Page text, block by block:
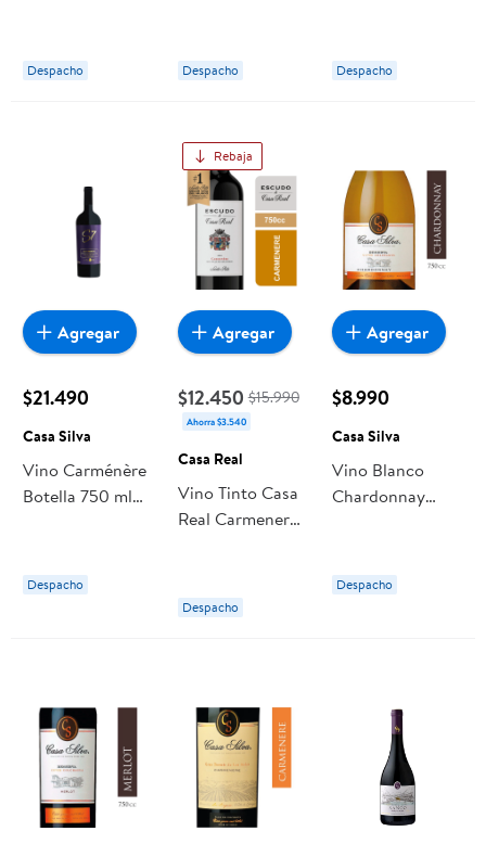
Despacho
Casa donoso
Despacho Despacho
$21.490
Casa Silva
Vino Carménère
Botella 750 ml
Despacho
Agregar
Rebaja
$12.450 $15.990
Ahorra $3.540
Casa Real
Vino Tinto Casa
Real Carmenere
Despacho
Agregar
$8.990
Casa Silva
Vino Blanco
Chardonnay
Despacho
Agregar